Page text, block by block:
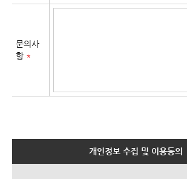
문의사
항 *
개인정보 수집 및 이용동의